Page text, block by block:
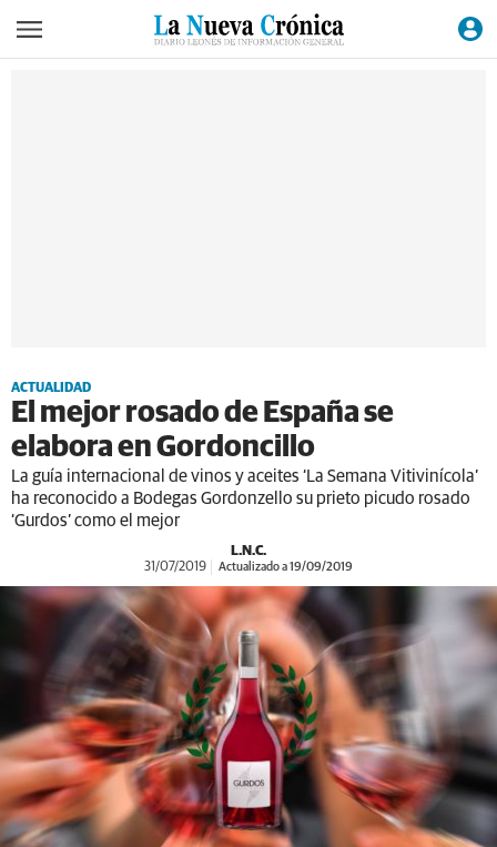
ACTUALIDAD
El mejor rosado de España se
elabora en Gordoncillo
La guía internacional de vinos y aceites ‘La Semana Vitivinícola’
ha reconocido a Bodegas Gordonzello su prieto picudo rosado
‘Gurdos’ como el mejor
L.N.C.
31/07/2019 Actualizado a 19/09/2019